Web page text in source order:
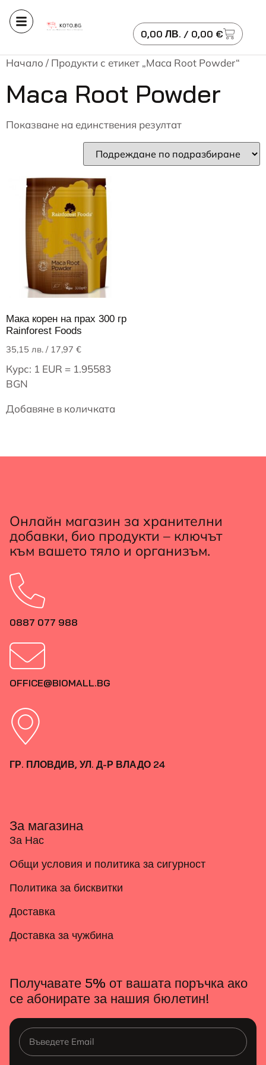
0,00 ЛВ. / 0,00 €
Начало / Продукти с етикет „Maca Root Powder“
Maca Root Powder
Показване на единствения резултат
Мака корен на прах 300 гр
Rainforest Foods
35,15 лв. / 17,97 €
Курс: 1 EUR = 1.95583
BGN
Добавяне в количката
Онлайн магазин за хранителни
добавки, био продукти – ключът
към вашето тяло и организъм.
0887 077 988
OFFICE@BIOMALL.BG
ГР. ПЛОВДИВ, УЛ. Д-Р ВЛАДО 24
За магазина
За Нас
Общи условия и политика за сигурност
Политика за бисквитки
Доставка
Доставка за чужбина
Получавате 5% от вашата поръчка ако
се абонирате за нашия бюлетин!